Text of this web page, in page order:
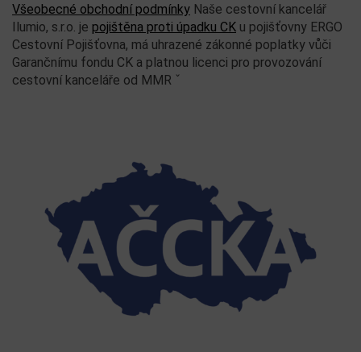
Všeobecné obchodní podmínky Naše cestovní kancelář
Ilumio, s.r.o. je pojištěna proti úpadku CK u pojišťovny ERGO
Cestovní Pojišťovna, má uhrazené zákonné poplatky vůči
Garančnímu fondu CK a platnou licenci pro provozování
cestovní kanceláře od MMR ˇ